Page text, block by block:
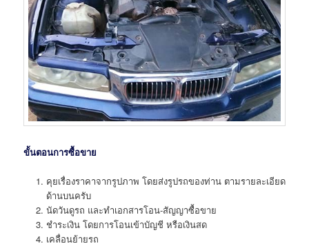
ขั้นตอนการซื้อขาย
คุยเรื่องราคาจากรูปภาพ โดยส่งรูปรถของท่าน ตามรายละเอียด
ด้านบนครับ
นัดวันดูรถ และทำเอกสารโอน-สัญญาซื้อขาย
ชำระเงิน โดยการโอนเข้าบัญชี หรือเงินสด
เคลื่อนย้ายรถ